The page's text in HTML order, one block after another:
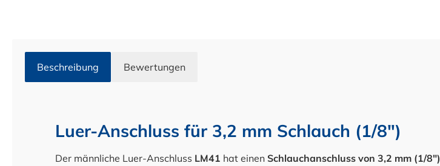
Beschreibung Bewertungen
Luer-Anschluss für 3,2 mm Schlauch (1/8")
Der männliche Luer-Anschluss LM41 hat einen Schlauchanschluss von 3,2 mm (1/8")